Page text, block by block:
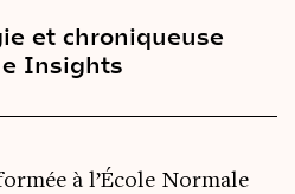
et chroniqueuse
Insights
à l’École Normale